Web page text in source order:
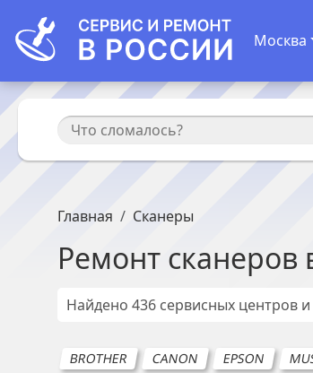
Москва
Главная Сканеры
Ремонт сканеров
Найдено 436 сервисных центров
BROTHER CANON EPSON